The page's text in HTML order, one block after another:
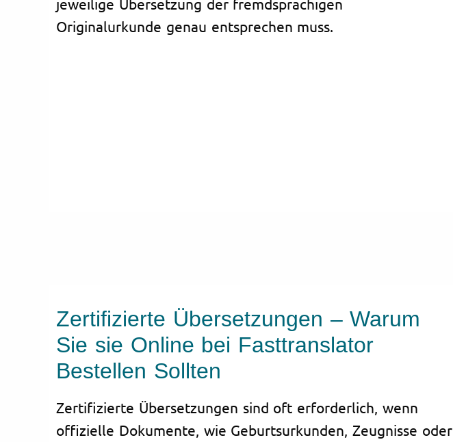
Originalurkunde genau entsprechen muss.
Zertifizierte Übersetzungen – Warum
Sie sie Online bei Fasttranslator
Bestellen Sollten
Zertifizierte Übersetzungen sind oft erforderlich, wenn
offizielle Dokumente, wie Geburtsurkunden, Zeugnisse oder